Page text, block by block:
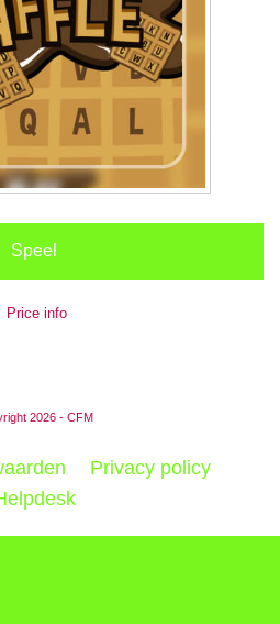
Speel
Price info
2026 - CFM
Privacy policy